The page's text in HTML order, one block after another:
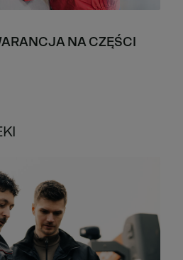
NA CZĘŚCI